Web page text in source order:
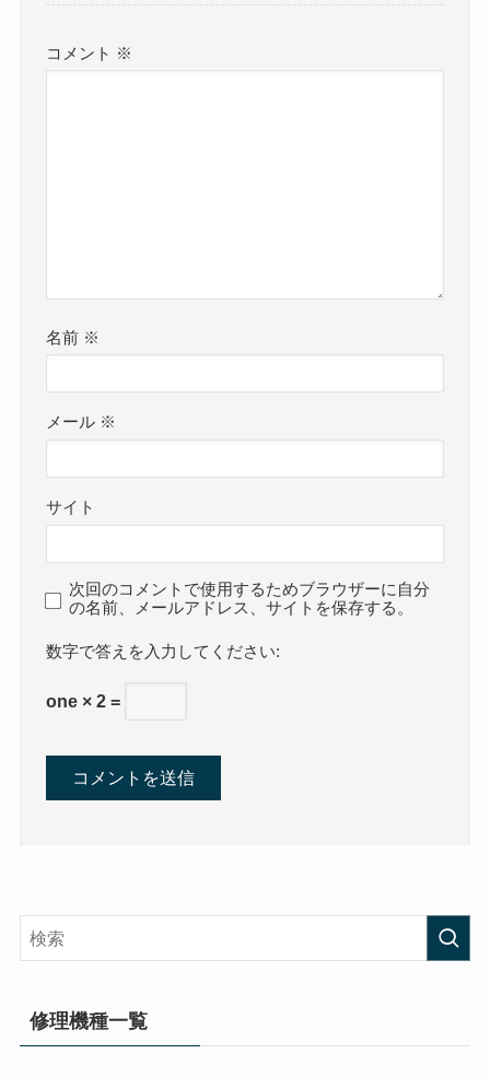
コメント ※
名前 ※
メール ※
サイト
次回のコメントで使用するためブラウザーに自分
の名前、メールアドレス、サイトを保存する。
数字で答えを入力してください:
one × 2 =
修理機種一覧